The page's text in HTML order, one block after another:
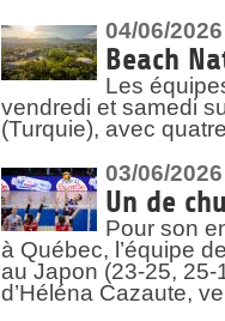
04/06/2026
Beach
Les
vendredi et samedi
(Turquie), avec
03/06/2026
Un de
Pour son
à Québec, l’équipe
au Japon (23-25,
d’Héléna Cazaute,